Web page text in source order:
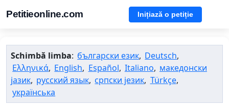
Petitieonline.com Inițiază o petiție
Schimbă limba: български език, Deutsch,
Ελληνικά, English, Español, Italiano, македонски
јазик, русский язык, српски језик, Türkçe,
українська